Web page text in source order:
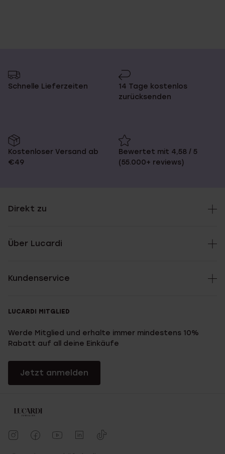
Schnelle Lieferzeiten
14 Tage kostenlos
zurücksenden
Kostenloser Versand ab
€49
Bewertet mit 4,58 / 5
(55.000+ reviews)
Direkt zu
Über Lucardi
Kundenservice
LUCARDI MITGLIED
Werde Mitglied und erhalte immer mindestens 10%
Rabatt auf all deine Einkäufe
Jetzt anmelden